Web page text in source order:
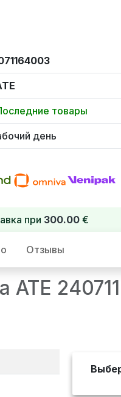
товары
день
при 300.00€
Отзывы
ATE